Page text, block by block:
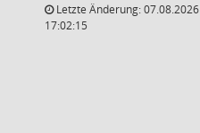
Letzte Änderung: 07.08.2026
17:02:15